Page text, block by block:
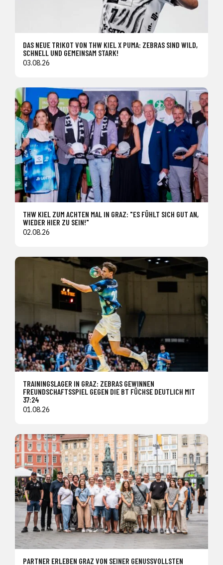
DAS NEUE TRIKOT VON THW KIEL X PUMA: ZEBRAS SIND WILD,
SCHNELL UND GEMEINSAM STARK!
03.08.26
THW KIEL ZUM ACHTEN MAL IN GRAZ: "ES FÜHLT SICH GUT AN,
WIEDER HIER ZU SEIN!"
02.08.26
TRAININGSLAGER IN GRAZ: ZEBRAS GEWINNEN
FREUNDSCHAFTSSPIEL GEGEN DIE BT FÜCHSE DEUTLICH MIT
37:24
01.08.26
PARTNER ERLEBEN GRAZ VON SEINER GENUSSVOLLSTEN